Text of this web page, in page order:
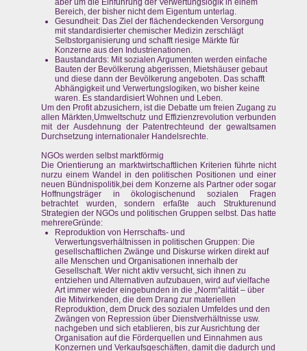
aber um die Einführung der Verwertungslogik in einem
Bereich, der bisher nicht dem Eigentum unterlag.
Gesundheit: Das Ziel der flächendeckenden Versorgung
mit standardisierter chemischer Medizin zerschlägt
Selbstorganisierung und schafft riesige Märkte für
Konzerne aus den Industrienationen.
Baustandards: Mit sozialen Argumenten werden einfache
Bauten der Bevölkerung abgerissen, Mietshäuser gebaut
und diese dann der Bevölkerung angeboten. Das schafft
Abhängigkeit und Verwertungslogiken, wo bisher keine
waren. Es standardisiert Wohnen und Leben.
Um den Profit abzusichern, ist die Debatte um freien Zugang zu
allen Märkten,Umweltschutz und Effizienzrevolution verbunden
mit der Ausdehnung der Patentrechteund der gewaltsamen
Durchsetzung internationaler Handelsrechte.
NGOs werden selbst marktförmig
Die Orientierung an marktwirtschaftlichen Kriterien führte nicht
nurzu einem Wandel in den politischen Positionen und einer
neuen Bündnispolitik,bei dem Konzerne als Partner oder sogar
Hoffnungsträger in ökologischenund sozialen Fragen
betrachtet wurden, sondern erfaßte auch Strukturenund
Strategien der NGOs und politischen Gruppen selbst. Das hatte
mehrereGründe:
Reproduktion von Herrschafts- und
Verwertungsverhältnissen in politischen Gruppen: Die
gesellschaftlichen Zwänge und Diskurse wirken direkt auf
alle Menschen und Organisationen innerhalb der
Gesellschaft. Wer nicht aktiv versucht, sich ihnen zu
entziehen und Alternativen aufzubauen, wird auf vielfache
Art immer wieder eingebunden in die „Norm“alität – über
die Mitwirkenden, die dem Drang zur materiellen
Reproduktion, dem Druck des sozialen Umfeldes und den
Zwängen von Repression über Dienstverhältnisse usw.
nachgeben und sich etablieren, bis zur Ausrichtung der
Organisation auf die Förderquellen und Einnahmen aus
Konzernen und Verkaufsgeschäften, damit die dadurch und